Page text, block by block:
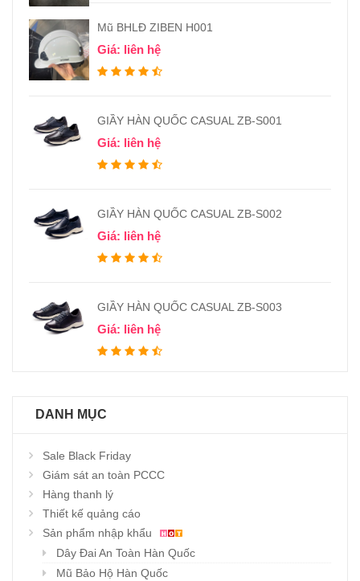
Mũ BHLĐ ZIBEN H001
Giá: liên hệ
GIẦY HÀN QUỐC CASUAL ZB-S001
Giá: liên hệ
GIẦY HÀN QUỐC CASUAL ZB-S002
Giá: liên hệ
GIẦY HÀN QUỐC CASUAL ZB-S003
Giá: liên hệ
DANH MỤC
Sale Black Friday
Giám sát an toàn PCCC
Hàng thanh lý
Thiết kế quảng cáo
Sản phẩm nhập khẩu
Dây Đai An Toàn Hàn Quốc
Mũ Bảo Hộ Hàn Quốc